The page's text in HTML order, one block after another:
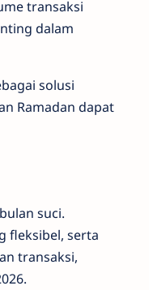
transaksi
dalam
solusi
Ramadan dapat
suci.
fleksibel, serta
transaksi,